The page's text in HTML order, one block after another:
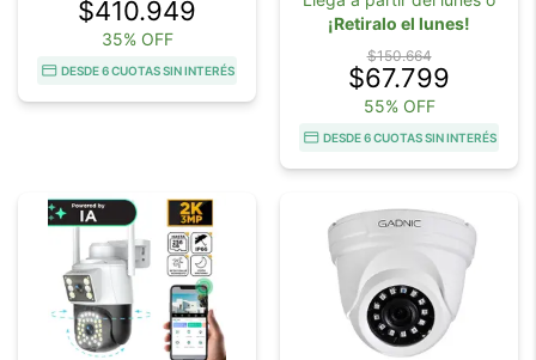
$410.949
35% OFF
DESDE 6 CUOTAS SIN INTERÉS
¡Retiralo el lunes!
$150.664
$67.799
55% OFF
DESDE 6 CUOTAS SIN INTERÉS